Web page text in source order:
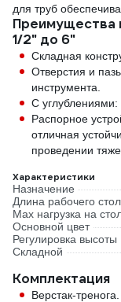
для труб
Преимущества
1/2" до 6"
Складная
Отверстия и
инструмента.
С углублениями:
Распорное
отличная
проведении
Характеристики
Назначение
Длина рабочего
Max нагрузка на
Основной цвет
Регулировка высоты
Складной
Комплектация
Верстак-тренога.